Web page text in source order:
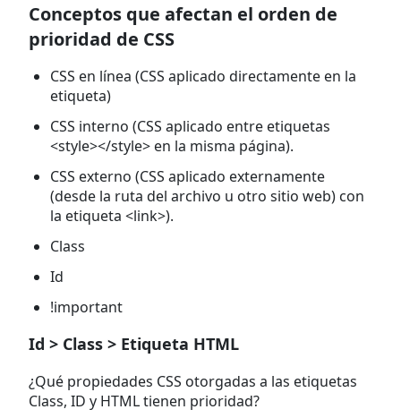
Conceptos que afectan el orden de
prioridad de CSS
CSS en línea (CSS aplicado directamente en la
etiqueta)
CSS interno (CSS aplicado entre etiquetas
<style></style> en la misma página).
CSS externo (CSS aplicado externamente
(desde la ruta del archivo u otro sitio web) con
la etiqueta <link>).
Class
Id
!important
Id > Class > Etiqueta HTML
¿Qué propiedades CSS otorgadas a las etiquetas
Class, ID y HTML tienen prioridad?